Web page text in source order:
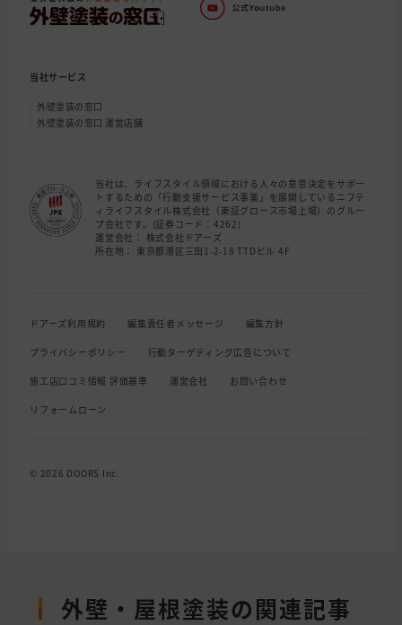
当社サービス
外壁塗装の窓口
外壁塗装の窓口 運営店舗
当社は、ライフスタイル領域における人々の意思決定をサポー
トするための「行動支援サービス事業」を展開しているニフテ
ィライフスタイル株式会社（東証グロース市場上場）のグルー
プ会社です。(証券コード：4262)
運営会社： 株式会社ドアーズ
所在地： 東京都港区三田1-2-18 TTDビル 4F
ドアーズ利用規約 編集責任者メッセージ 編集方針
プライバシーポリシー 行動ターゲティング広告について
施工店口コミ情報 評価基準 運営会社 お問い合わせ
リフォームローン
© 2026 DOORS Inc.
外壁・屋根塗装の関連記事